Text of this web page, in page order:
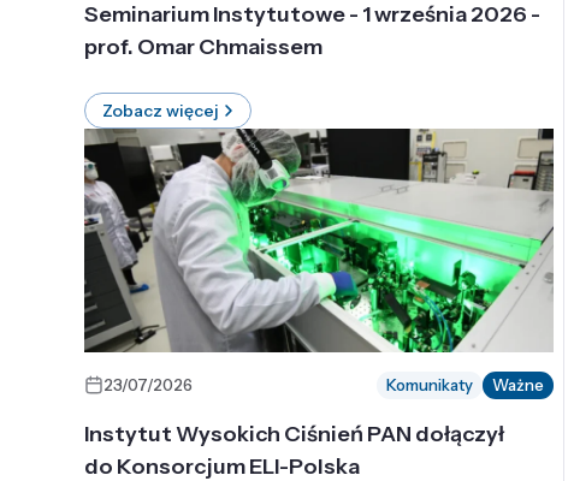
Seminarium Instytutowe - 1 września 2026 -
prof. Omar Chmaissem
Zobacz więcej
23/07/2026 Komunikaty Ważne
Instytut Wysokich Ciśnień PAN dołączył
do Konsorcjum ELI-Polska